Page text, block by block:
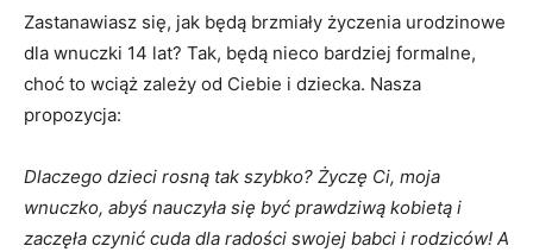
Zastanawiasz się, jak będą brzmiały życzenia urodzinowe
dla wnuczki 14 lat? Tak, będą nieco bardziej formalne,
choć to wciąż zależy od Ciebie i dziecka. Nasza
propozycja:
Dlaczego dzieci rosną tak szybko? Życzę Ci, moja
wnuczko, abyś nauczyła się być prawdziwą kobietą i
zaczęła czynić cuda dla radości swojej babci i rodziców! A